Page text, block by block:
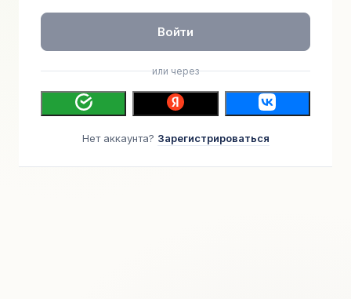
Войти
или через
Нет аккаунта? Зарегистрироваться